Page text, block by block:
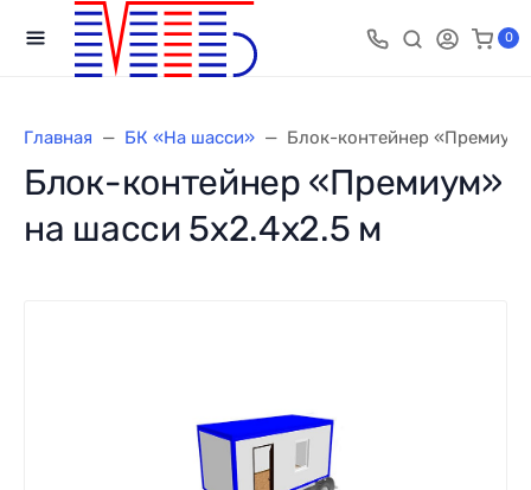
0
Главная БК «На шасси» Блок-контейнер
Блок-контейнер «Премиум»
на шасси 5х2.4х2.5 м